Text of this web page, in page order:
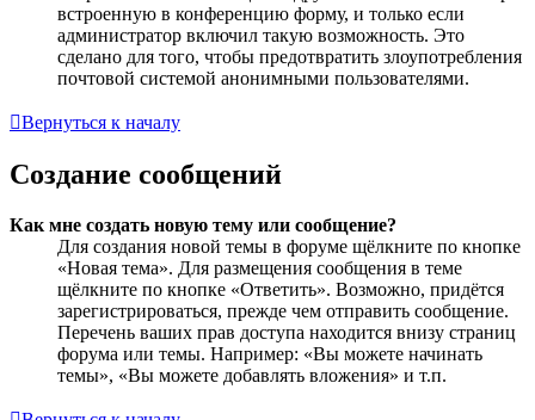
встроенную в конференцию форму, и только если
администратор включил такую возможность. Это
сделано для того, чтобы предотвратить злоупотребления
почтовой системой анонимными пользователями.
Вернуться к началу
Создание сообщений
Как мне создать новую тему или сообщение?
Для создания новой темы в форуме щёлкните по кнопке
«Новая тема». Для размещения сообщения в теме
щёлкните по кнопке «Ответить». Возможно, придётся
зарегистрироваться, прежде чем отправить сообщение.
Перечень ваших прав доступа находится внизу страниц
форума или темы. Например: «Вы можете начинать
темы», «Вы можете добавлять вложения» и т.п.